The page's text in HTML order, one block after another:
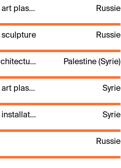
architecture, art plastique, installation, sculpture Russie
Russie
animation, architecture, dessin Palestine (Syrie)
architecture, art plastique, art visuel, DJ, scénographie Syrie
architecture, installation, scénographie Syrie
Russie